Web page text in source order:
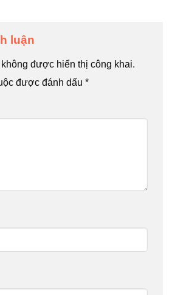
luận
được hiển thị công khai.
được đánh dấu *